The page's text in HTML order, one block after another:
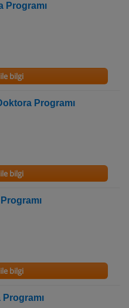
Programı
bilgi
Programı
bilgi
bilgi